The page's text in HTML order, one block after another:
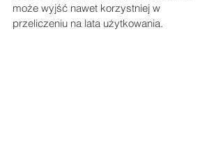
może wyjść nawet korzystniej w
przeliczeniu na lata użytkowania.